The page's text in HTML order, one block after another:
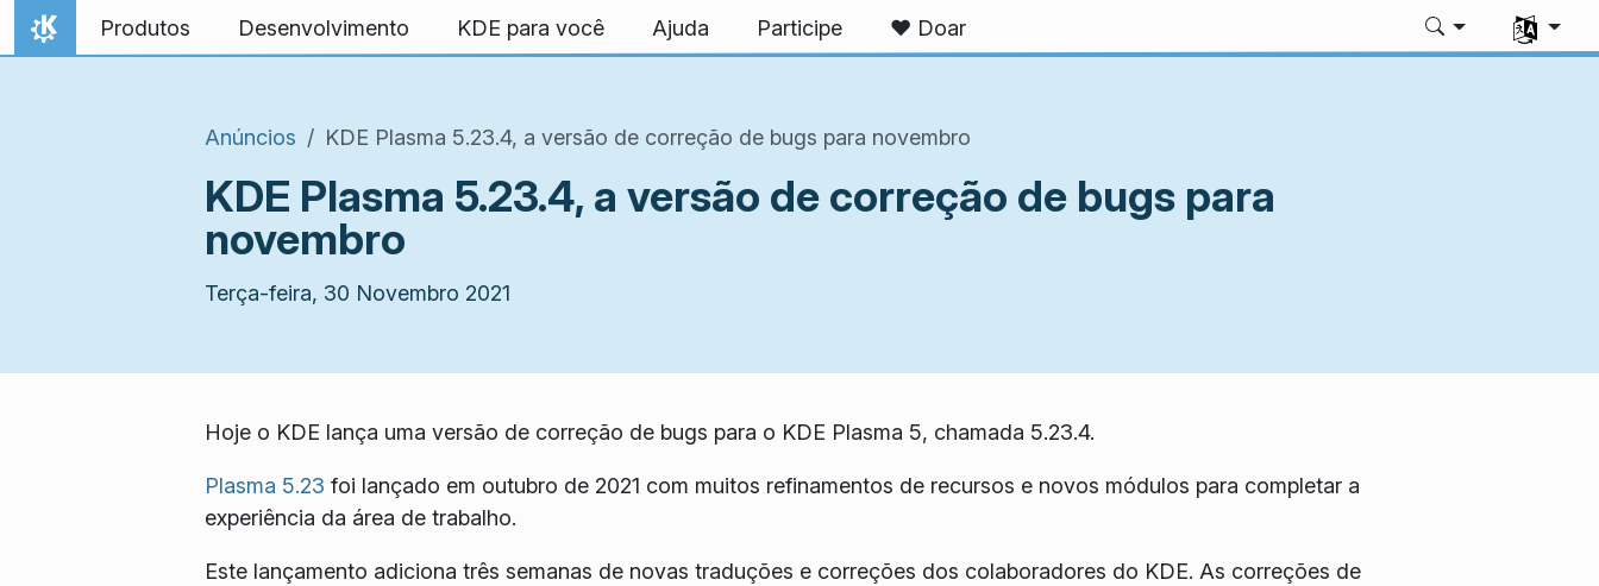
Ir para o conteúdo
Início
Produtos Desenvolvimento KDE para você Ajuda Participe ❤️ Doar
Selecione
Anúncios KDE Plasma 5.23.4, a versão de correção de bugs para novembro
KDE Plasma 5.23.4, a versão de correção de bugs para
novembro
Terça-feira, 30 Novembro 2021
Hoje o KDE lança uma versão de correção de bugs para o KDE Plasma 5, chamada 5.23.4.
Plasma 5.23 foi lançado em outubro de 2021 com muitos refinamentos de recursos e novos módulos para completar a
experiência da área de trabalho.
Este lançamento adiciona três semanas de novas traduções e correções dos colaboradores do KDE. As correções de